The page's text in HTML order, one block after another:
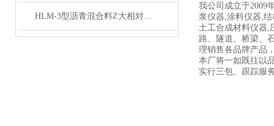
HLM-3型沥青混合料Z大相对密度仪
我公司成立于2009
浆仪器,涂料仪器,
土工合成材料仪器,
路、隧道、桥梁、
理销售各品牌产品
本厂将一如既往以
实行三包、跟踪服